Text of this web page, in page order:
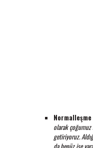
olarak çoğumuz
getiriyoruz.
da henüz işe